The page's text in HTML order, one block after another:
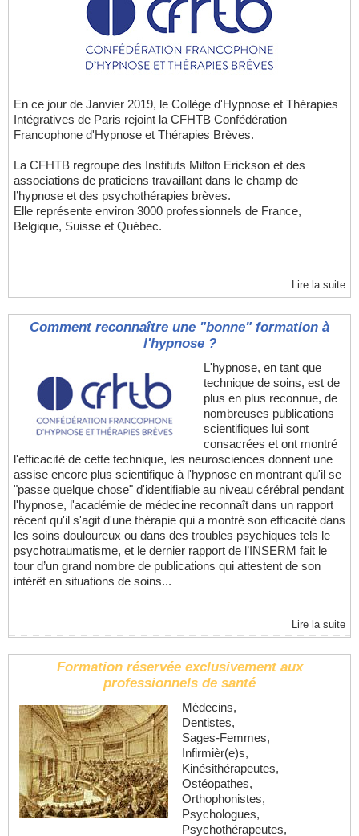
En ce jour de Janvier 2019, le Collège d'Hypnose et Thérapies
Intégratives de Paris rejoint la CFHTB Confédération
Francophone d'Hypnose et Thérapies Brèves.
La CFHTB regroupe des Instituts Milton Erickson et des
associations de praticiens travaillant dans le champ de
l’hypnose et des psychothérapies brèves.
Elle représente environ 3000 professionnels de France,
Belgique, Suisse et Québec.
Lire la suite
Comment reconnaître une "bonne" formation à
l'hypnose ?
L'hypnose, en tant que
technique de soins, est de
plus en plus reconnue, de
nombreuses publications
scientifiques lui sont
consacrées et ont montré
l'efficacité de cette technique, les neurosciences donnent une
assise encore plus scientifique à l'hypnose en montrant qu'il se
"passe quelque chose" d'identifiable au niveau cérébral pendant
l'hypnose, l'académie de médecine reconnaît dans un rapport
récent qu'il s'agit d'une thérapie qui a montré son efficacité dans
les soins douloureux ou dans des troubles psychiques tels le
psychotraumatisme, et le dernier rapport de l’INSERM fait le
tour d’un grand nombre de publications qui attestent de son
intérêt en situations de soins...
Lire la suite
Formation réservée exclusivement aux
professionnels de santé
Médecins,
Dentistes,
Sages-Femmes,
Infirmièr(e)s,
Kinésithérapeutes,
Ostéopathes,
Orthophonistes,
Psychologues,
Psychothérapeutes,